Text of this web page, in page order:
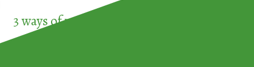
3 ways of participating in the